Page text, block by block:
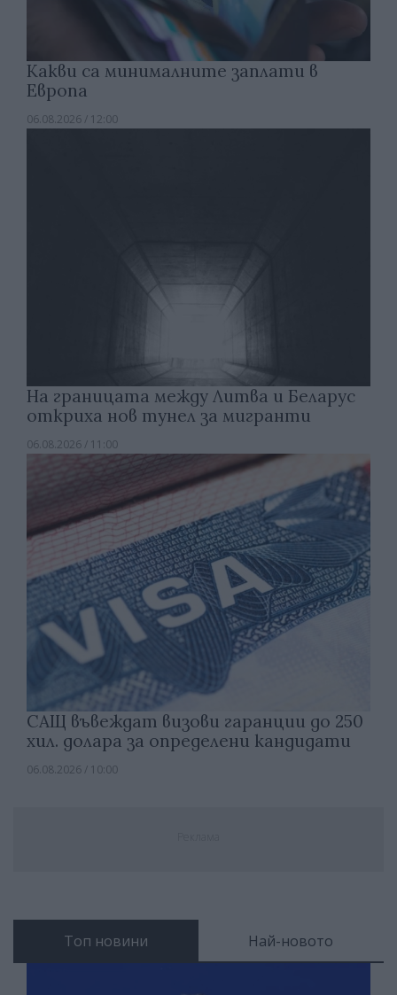
Какви са минималните заплати в
Европа
06.08.2026 / 12:00
На границата между Литва и Беларус
откриха нов тунел за мигранти
06.08.2026 / 11:00
САЩ въвеждат визови гаранции до 250
хил. долара за определени кандидати
06.08.2026 / 10:00
Топ новини Най-новото